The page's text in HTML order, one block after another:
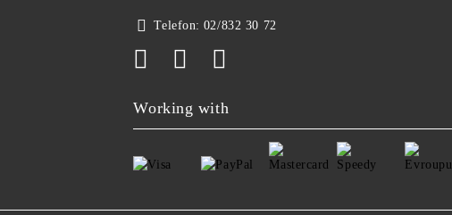
Telefon: 02/832 30 72
Working with